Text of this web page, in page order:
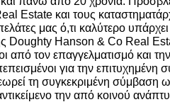
Estate και τους
μας ό,τι καλύτερο
Doughty Hanson & Co Real
από τον επαγγελματισμό και
για την
τη συγκεκριμένη σύμβαση
την από κοινού